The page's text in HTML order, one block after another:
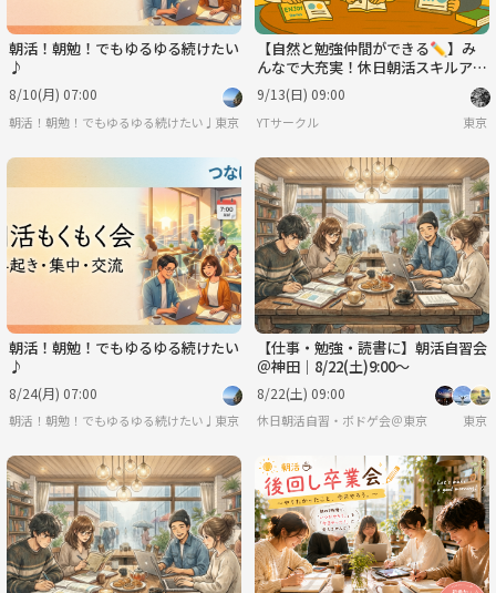
朝活！朝勉！でもゆるゆる続けたい
♪
8/10(月) 07:00
朝活！朝勉！でもゆるゆる続けたい♪ 東京
【自然と勉強仲間ができる✏️】み
んなで大充実！休日朝活スキルアッ
プ会！💻※IT関係者以外も大歓
迎！🔰
9/13(日) 09:00
YTサークル 東京
朝活！朝勉！でもゆるゆる続けたい
♪
8/24(月) 07:00
朝活！朝勉！でもゆるゆる続けたい♪ 東京
【仕事・勉強・読書に】朝活自習会
＠神田｜8/22(土)9:00〜
8/22(土) 09:00
休日朝活自習・ボドゲ会＠東京 東京